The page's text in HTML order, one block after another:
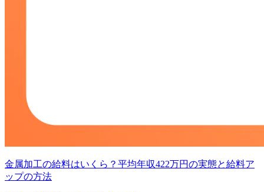
金属加工の給料はいくら？平均年収422万円の実態と給料ア
ップの方法